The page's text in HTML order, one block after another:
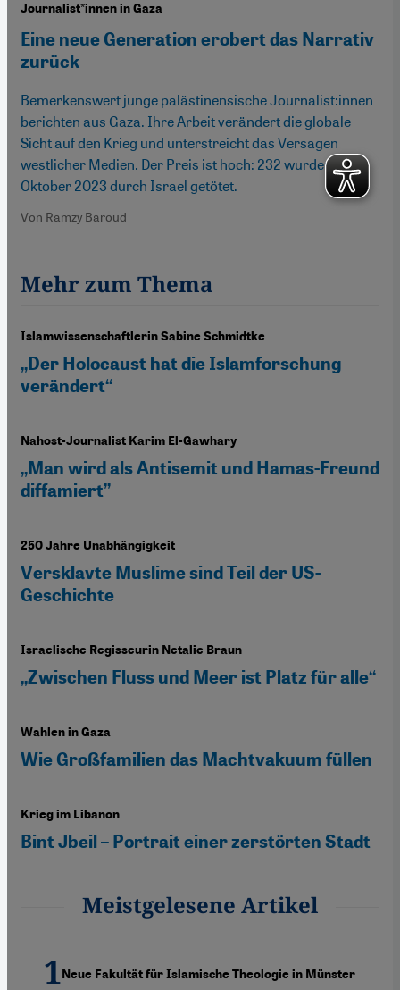
Journalist*innen in Gaza
Eine neue Generation erobert das Narrativ
zurück
Bemerkenswert junge palästinensische Journalist:innen
berichten aus Gaza. Ihre Arbeit verändert die globale
Sicht auf den Krieg und unterstreicht das Versagen
westlicher Medien. Der Preis ist hoch: 232 wurden seit
Oktober 2023 durch Israel getötet.
Von Ramzy Baroud
Mehr zum Thema
Islamwissenschaftlerin Sabine Schmidtke
„Der Holocaust hat die Islamforschung
verändert“
Nahost-Journalist Karim El-Gawhary
„Man wird als Antisemit und Hamas-Freund
diffamiert”
250 Jahre Unabhängigkeit
Versklavte Muslime sind Teil der US-
Geschichte
Israelische Regisseurin Netalie Braun
„Zwischen Fluss und Meer ist Platz für alle“
Wahlen in Gaza
Wie Großfamilien das Machtvakuum füllen
Krieg im Libanon
Bint Jbeil – Portrait einer zerstörten Stadt
Meistgelesene Artikel
Neue Fakultät für Islamische Theologie in Münster